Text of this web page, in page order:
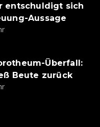
entschuldigt sich
Aussage
Überfall:
Beute zurück